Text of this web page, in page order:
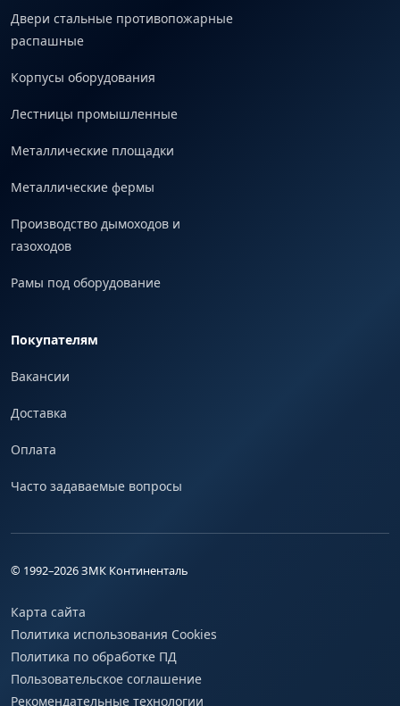
Двери стальные противопожарные
распашные
Корпусы оборудования
Лестницы промышленные
Металлические площадки
Металлические фермы
Производство дымоходов и
газоходов
Рамы под оборудование
Покупателям
Вакансии
Доставка
Оплата
Часто задаваемые вопросы
© 1992–2026ЗМК Континенталь
Карта сайта
Политика использования Cookies
Политика по обработке ПД
Пользовательское соглашение
Рекомендательные технологии